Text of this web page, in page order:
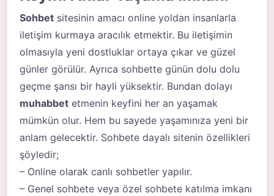
Sohbet sitesinin amacı online yoldan insanlarla
iletişim kurmaya aracılık etmektir. Bu iletişimin
olmasıyla yeni dostluklar ortaya çıkar ve güzel
günler görülür. Ayrıca sohbette günün dolu dolu
geçme şansı bir hayli yüksektir. Bundan dolayı
muhabbet etmenin keyfini her an yaşamak
mümkün olur. Hem bu sayede yaşamınıza yeni bir
anlam gelecektir. Sohbete dayalı sitenin özellikleri
şöyledir;
– Online olarak canlı sohbetler yapılır.
– Genel sohbete veya özel sohbete katılma imkanı